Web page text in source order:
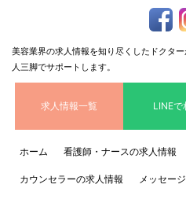
美容業界の求人情報を知り尽くしたドクタ
人三脚でサポートします。
求人情報一覧 LINEで
ホーム 看護師・ナースの求人情報
カウンセラーの求人情報 メッセージ